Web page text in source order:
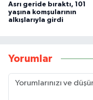
Asrı geride bıraktı, 101
yaşına komşularının
alkışlarıyla girdi
Yorumlar